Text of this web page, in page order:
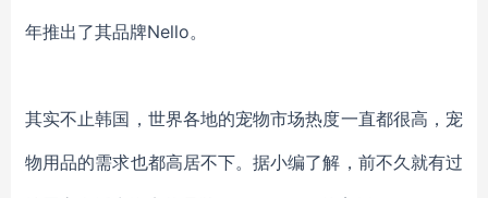
年推出了其品牌Nello。
其实不止韩国，世界各地的宠物市场热度一直都很高，宠
物用品的需求也都高居不下。据小编了解，前不久就有过